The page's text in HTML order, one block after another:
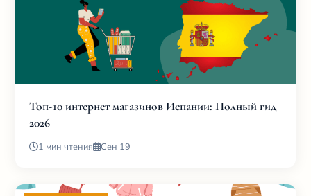
Топ-10 интернет магазинов Испании: Полный гид
2026
1 мин чтения Сен 19